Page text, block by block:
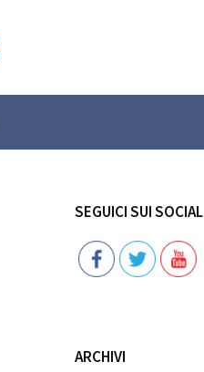
SEGUICI SUI SOCIAL
Follow
ARCHIVI